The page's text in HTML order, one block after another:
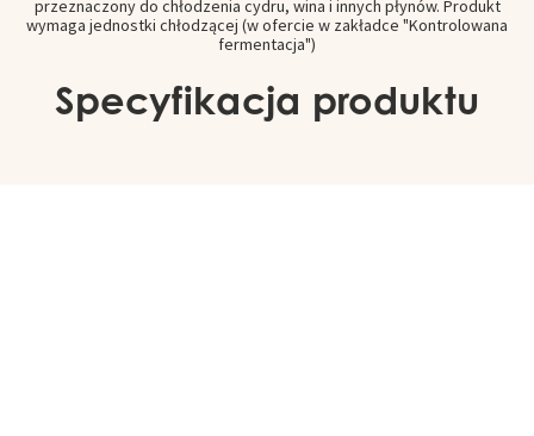
przeznaczony do chłodzenia cydru, wina i innych płynów. Produkt
wymaga jednostki chłodzącej (w ofercie w zakładce "Kontrolowana
fermentacja")
Specyfikacja produktu